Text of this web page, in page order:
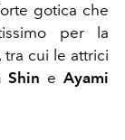
gotica che
per la
tra cui le attrici
Shin eAyami